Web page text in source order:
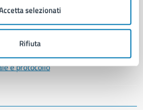
selezionati
Rifiuta
e protocollo